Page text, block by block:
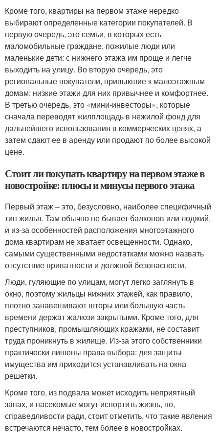
Кроме того, квартиры на первом этаже нередко
выбирают определенные категории покупателей. В
первую очередь, это семьи, в которых есть
маломобильные граждане, пожилые люди или
маленькие дети: с нижнего этажа им проще и легче
выходить на улицу. Во вторую очередь, это
региональные покупатели, привыкшие к малоэтажным
домам: низкие этажи для них привычнее и комфортнее.
В третью очередь, это «мини-инвесторы», которые
сначала переводят жилплощадь в нежилой фонд для
дальнейшего использования в коммерческих целях, а
затем сдают ее в аренду или продают по более высокой
цене.
Стоит ли покупать квартиру на первом этаже в
новостройке: плюсы и минусы первого этажа
Первый этаж – это, безусловно, наиболее специфичный
тип жилья. Там обычно не бывает балконов или лоджий,
и из-за особенностей расположения многоэтажного
дома квартирам не хватает освещенности. Однако,
самыми существенными недостатками можно назвать
отсутствие приватности и должной безопасности.
Люди, гуляющие по улицам, могут легко заглянуть в
окно, поэтому жильцы нижних этажей, как правило,
плотно занавешивают шторы или большую часть
времени держат жалюзи закрытыми. Кроме того, для
преступников, промышляющих кражами, не составит
труда проникнуть в жилище. Из-за этого собственники
практически лишены права выбора: для защиты
имущества им приходится устанавливать на окна
решетки.
Кроме того, из подвала может исходить неприятный
запах, и насекомые могут испортить жизнь, но,
справедливости ради, стоит отметить, что такие явления
встречаются нечасто, тем более в новостройках.